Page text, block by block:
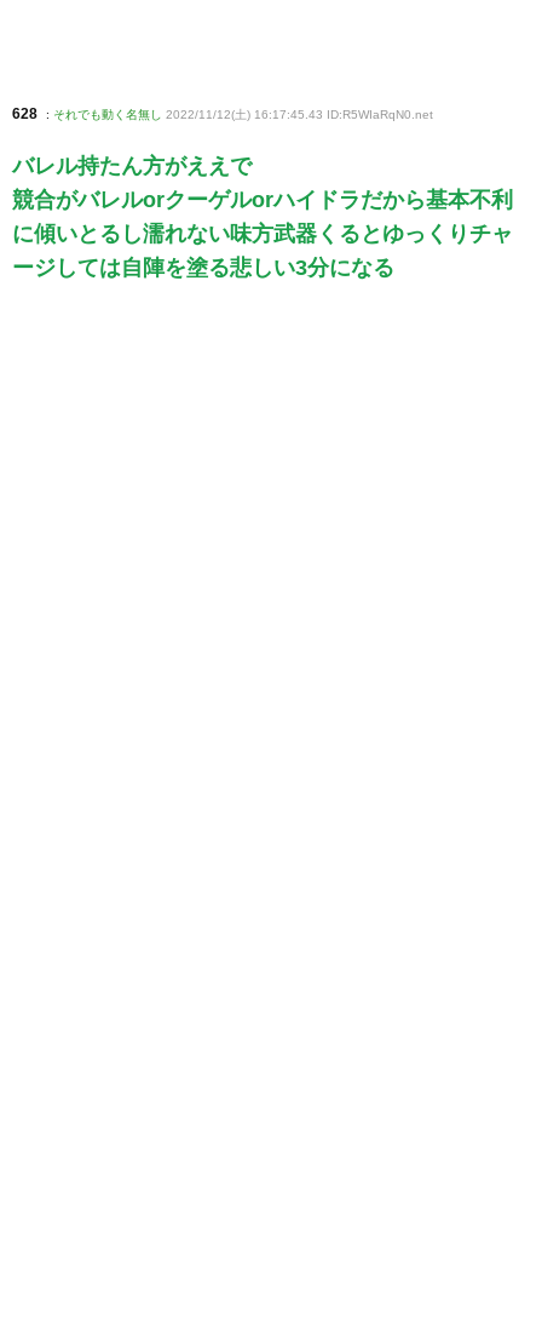
628 : それでも動く名無し 2022/11/12(土) 16:17:45.43 ID:R5WIaRqN0.net
バレル持たん方がええで
競合がバレルorクーゲルorハイドラだから基本不利
に傾いとるし濡れない味方武器くるとゆっくりチャ
ージしては自陣を塗る悲しい3分になる